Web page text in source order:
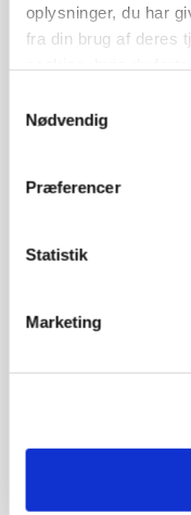
oplysninger, du har
fra din brug af deres
Nødvendig
Præferencer
Statistik
Marketing
Landmand
Ulven stod på